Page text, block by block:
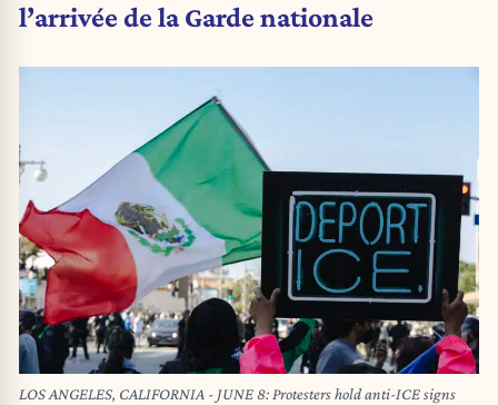
l’arrivée de la Garde nationale
LOS ANGELES, CALIFORNIA - JUNE 8: Protesters hold anti-ICE signs